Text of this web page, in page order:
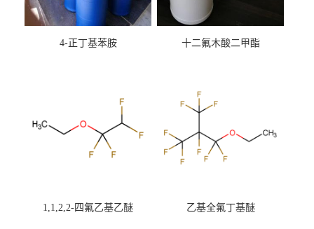
4-正丁基苯胺 十二氟木酸二甲酯
1,1,2,2-四氟乙基乙醚 乙基全氟丁基醚